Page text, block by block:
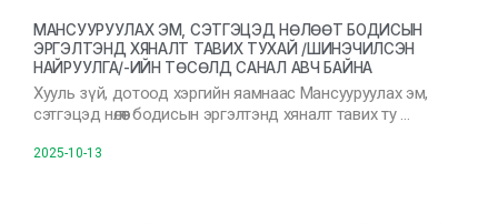
МАНСУУРУУЛАХ ЭМ, СЭТГЭЦЭД НӨЛӨӨТ БОДИСЫН
ЭРГЭЛТЭНД ХЯНАЛТ ТАВИХ ТУХАЙ /ШИНЭЧИЛСЭН
НАЙРУУЛГА/-ИЙН ТӨСӨЛД САНАЛ АВЧ БАЙНА
Хууль зүй, дотоод хэргийн яамнаас Мансууруулах эм,
сэтгэцэд нөлөөт бодисын эргэлтэнд хяналт тавих ту …
2025-10-13